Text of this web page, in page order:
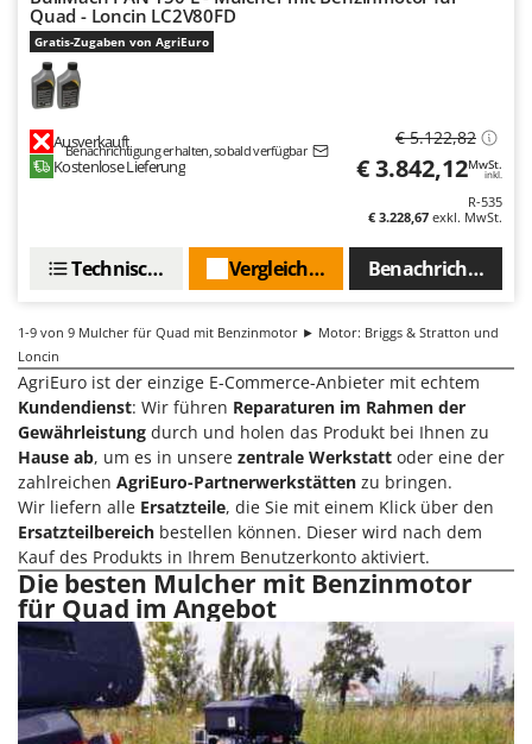
Makita
MAMMAMIA
Marcato
Master
MCH
Mille
Minox
Mockmill
More than chef
MOSA
MOVA
Mowox
MTD
N
New O.M.R.A.
Nilfisk
Ninja
Quad - Loncin LC2V80FD
Gratis-Zugaben von AgriEuro
Ausverkauft
Benachrichtigung erhalten, sobald verfügbar
Kostenlose Lieferung
€ 5.122,82
€ 3.842,12MwSt.
inkl.
R-535
€ 3.228,67 exkl. MwSt.
Benachrichtigen
Vergleichen Sie
Technische Daten
1-9 von 9 Mulcher für Quad mit Benzinmotor ► Motor: Briggs & Stratton und
Loncin
AgriEuro ist der einzige E-Commerce-Anbieter mit echtem
Kundendienst: Wir führen Reparaturen im Rahmen der
Gewährleistung durch und holen das Produkt bei Ihnen zu
Hause ab, um es in unsere zentrale Werkstatt oder eine der
zahlreichen AgriEuro-Partnerwerkstätten zu bringen.
Wir liefern alle Ersatzteile, die Sie mit einem Klick über den
Ersatzteilbereich bestellen können. Dieser wird nach dem
Kauf des Produkts in Ihrem Benutzerkonto aktiviert.
Die besten Mulcher mit Benzinmotor
für Quad im Angebot